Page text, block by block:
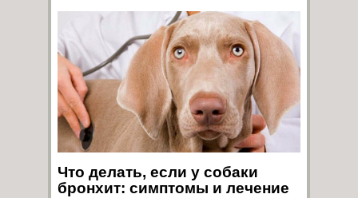
Что делать, если у собаки
бронхит: симптомы и лечение